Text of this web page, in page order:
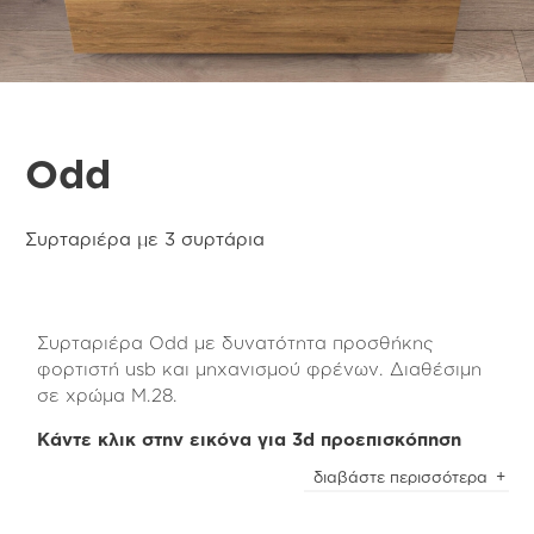
Odd
Συρταριέρα με 3 συρτάρια
Συρταριέρα Odd με δυνατότητα προσθήκης
φορτιστή usb και μηχανισμού φρένων. Διαθέσιμη
σε χρώμα M.28.
Κάντε κλικ στην εικόνα για 3d προεπισκόπηση
Η συρταριέρα Odd με τα 3 συρτάρια συνδυάζεται
διαβάστε περισσότερα